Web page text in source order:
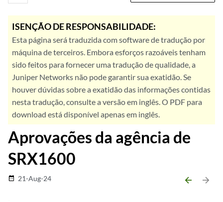
ISENÇÃO DE RESPONSABILIDADE:
Esta página será traduzida com software de tradução por
máquina de terceiros. Embora esforços razoáveis tenham
sido feitos para fornecer uma tradução de qualidade, a
Juniper Networks não pode garantir sua exatidão. Se
houver dúvidas sobre a exatidão das informações contidas
nesta tradução, consulte a versão em inglês. O PDF para
download está disponível apenas em inglês.
Aprovações da agência de
SRX1600
date_range 21-Aug-24 arrow_backward arrow_forward